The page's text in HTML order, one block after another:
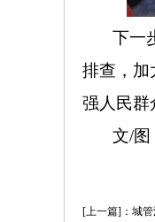
下一
排查，加
强人民群
文/图
[上一篇]：城